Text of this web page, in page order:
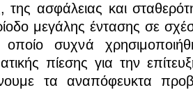
της ασφάλειας και
μεγάλης έντασης σε
συχνά
πίεσης για την
τα αναπόφευκτα